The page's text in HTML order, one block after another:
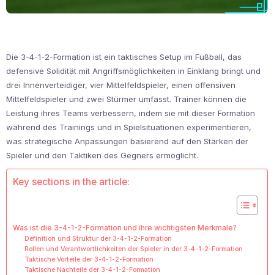
Die 3-4-1-2-Formation ist ein taktisches Setup im Fußball, das
defensive Solidität mit Angriffsmöglichkeiten in Einklang bringt und
drei Innenverteidiger, vier Mittelfeldspieler, einen offensiven
Mittelfeldspieler und zwei Stürmer umfasst. Trainer können die
Leistung ihres Teams verbessern, indem sie mit dieser Formation
während des Trainings und in Spielsituationen experimentieren,
was strategische Anpassungen basierend auf den Stärken der
Spieler und den Taktiken des Gegners ermöglicht.
Key sections in the article:
Was ist die 3-4-1-2-Formation und ihre wichtigsten Merkmale?
Definition und Struktur der 3-4-1-2-Formation
Rollen und Verantwortlichkeiten der Spieler in der 3-4-1-2-Formation
Taktische Vorteile der 3-4-1-2-Formation
Taktische Nachteile der 3-4-1-2-Formation